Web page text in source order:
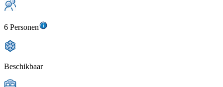
6 Personen
Beschikbaar